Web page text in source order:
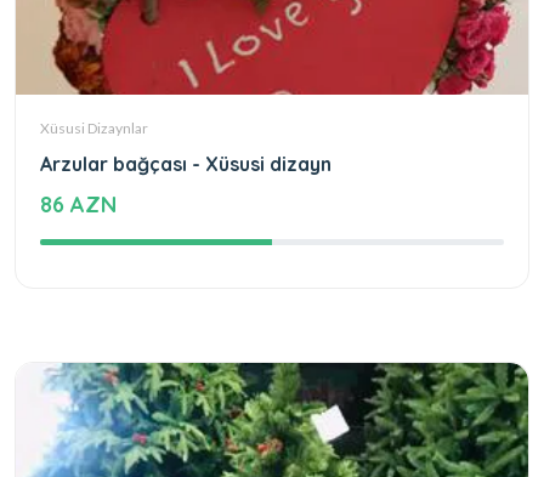
Xüsusi Dizaynlar
Arzular bağçası - Xüsusi dizayn
86 AZN